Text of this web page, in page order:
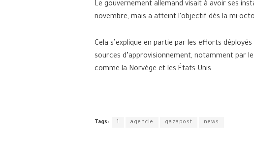
Le gouvernement allemand visait à avoir ses
novembre, mais a atteint l’objectif dès la mi-
Cela s’explique en partie par les efforts
sources d’approvisionnement, notamment par
comme la Norvège et les États-Unis.
Tags: 1 agencie gazapost news